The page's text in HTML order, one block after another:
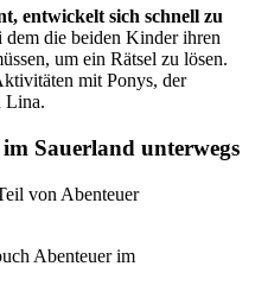
entwickelt sich schnell zu
dem die beiden Kinder ihren
um ein Rätsel zu lösen.
mit Ponys, der
Lina.
Sauerland unterwegs